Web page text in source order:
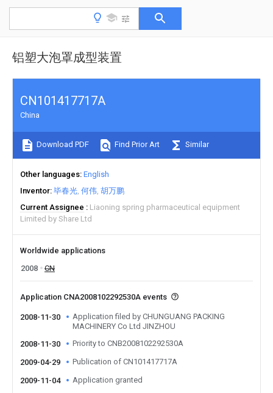
铝塑大泡罩成型装置
CN101417717A
China
Download PDF Find Prior Art Similar
Other languages English
Inventor 毕春光 何伟 胡万鹏
Current Assignee
Liaoning spring pharmaceutical equipment
Limited by Share Ltd
Worldwide applications
2008
CN
Application CNA2008102292530A events
2008-11-30
Application filed by CHUNGUANG PACKING
MACHINERY Co Ltd JINZHOU
2008-11-30
Priority to CNB2008102292530A
2009-04-29 Publication of CN101417717A
2009-11-04 Application granted